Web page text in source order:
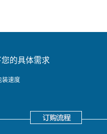
的具体需求
装速度